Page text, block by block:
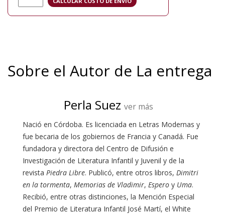
Sobre el Autor de La entrega
Perla Suez ver más
Nació en Córdoba. Es licenciada en Letras Modernas y
fue becaria de los gobiernos de Francia y Canadá. Fue
fundadora y directora del Centro de Difusión e
Investigación de Literatura Infantil y Juvenil y de la
revista Piedra Libre. Publicó, entre otros libros, Dimitri
en la tormenta, Memorias de Vladimir, Espero y Uma.
Recibió, entre otras distinciones, la Mención Especial
del Premio de Literatura Infantil José Martí, el White